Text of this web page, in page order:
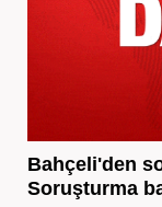
Bahçeli'den
Soruşturma